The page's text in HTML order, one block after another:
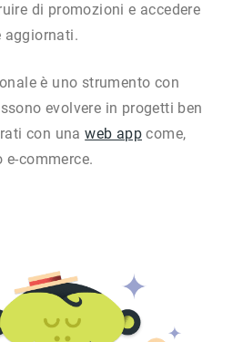
di promozioni e accedere
aggiornati.
è uno strumento con
evolvere in progetti ben
con unaweb app come,
e-commerce.